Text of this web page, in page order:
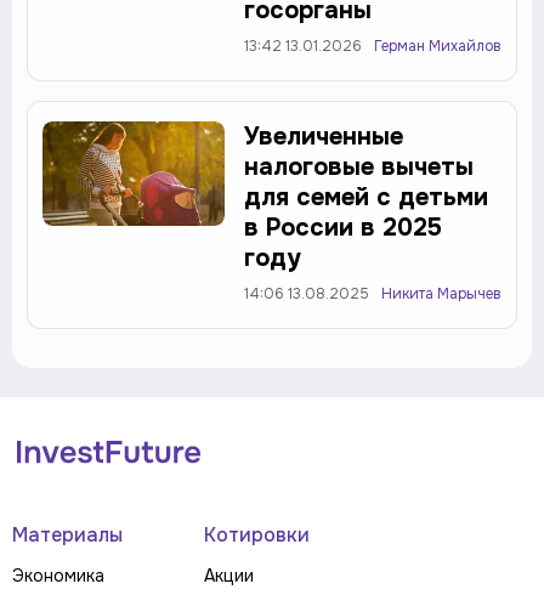
госорганы
13:42 13.01.2026 Герман Михайлов
Увеличенные
налоговые вычеты
для семей с детьми
в России в 2025
году
14:06 13.08.2025 Никита Марычев
Материалы
Экономика
Котировки
Акции